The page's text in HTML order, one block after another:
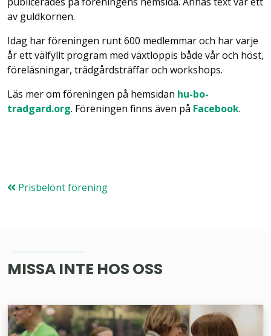
av guldkornen.
Idag har föreningen runt 600 medlemmar och har varje
år ett välfyllt program med växtloppis både vår och höst,
föreläsningar, trädgårdsträffar och workshops.
Läs mer om föreningen på hemsidan hu-bo-
tradgard.org. Föreningen finns även på Facebook.
Prisbelönt förening
MISSA INTE HOS OSS